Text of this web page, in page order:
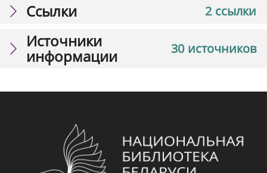
2 ссылки
Ссылки
30 источников
Источники
информации